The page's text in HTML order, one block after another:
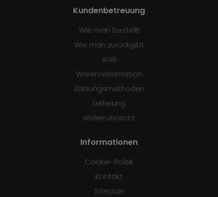
Kundenbetreuung
Wie man bestellt
Wie man zurückgibt
AGB
Warenreklamation
Zahlungsmethoden
Lieferung
Widerrufsrecht
Informationen
Cookie-Politik
Kontakt
Siteplan